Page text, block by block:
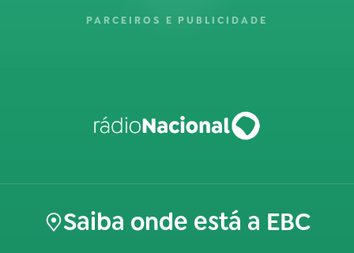
PARCEIROS E PUBLICIDADE
Saiba onde está a EBC